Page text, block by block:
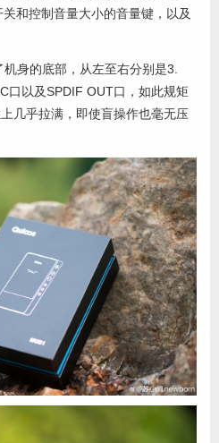
和控制音量大小的音量键，以及
身的底部，从左至右分别是3.
口以及SPDIF OUT口，如此规矩
几乎拉满，即使盲操作也毫无压